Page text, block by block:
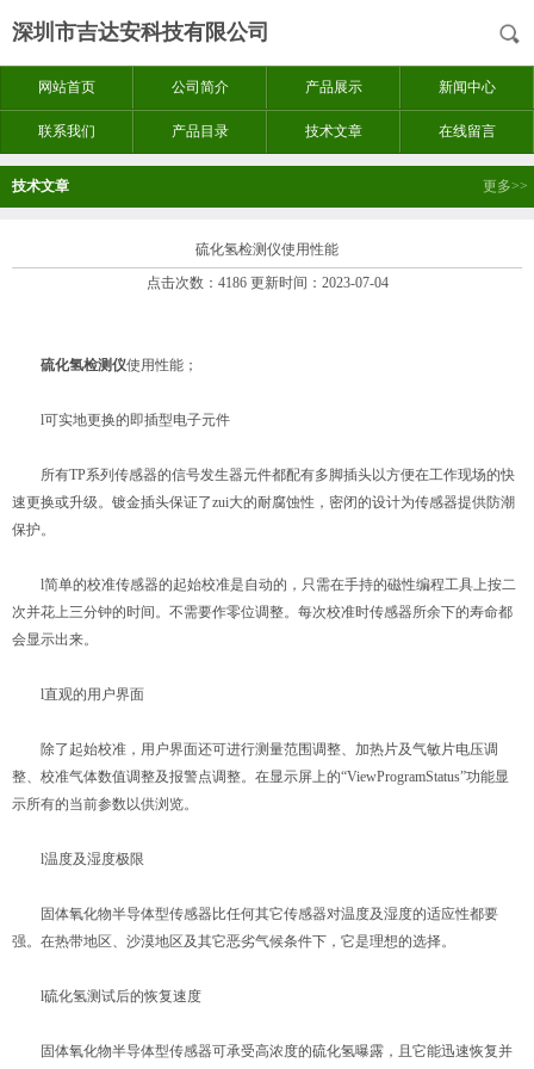
深圳市吉达安科技有限公司
网站首页 公司简介 产品展示 新闻中心
联系我们 产品目录 技术文章 在线留言
技术文章 更多>>
硫化氢检测仪使用性能
点击次数：4186 更新时间：2023-07-04
硫化氢检测仪使用性能；
l可实地更换的即插型电子元件
所有TP系列传感器的信号发生器元件都配有多脚插头以方便在工作现场的快
速更换或升级。镀金插头保证了zui大的耐腐蚀性，密闭的设计为传感器提供防潮
保护。
l简单的校准传感器的起始校准是自动的，只需在手持的磁性编程工具上按二
次并花上三分钟的时间。不需要作零位调整。每次校准时传感器所余下的寿命都
会显示出来。
l直观的用户界面
除了起始校准，用户界面还可进行测量范围调整、加热片及气敏片电压调
整、校准气体数值调整及报警点调整。在显示屏上的“ViewProgramStatus”功能显
示所有的当前参数以供浏览。
l温度及湿度极限
固体氧化物半导体型传感器比任何其它传感器对温度及湿度的适应性都要
强。在热带地区、沙漠地区及其它恶劣气候条件下，它是理想的选择。
l硫化氢测试后的恢复速度
固体氧化物半导体型传感器可承受高浓度的硫化氢曝露，且它能迅速恢复并